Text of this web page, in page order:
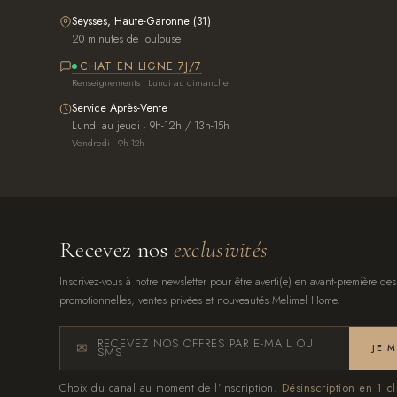
Seysses, Haute-Garonne (31)
20 minutes de Toulouse
CHAT EN LIGNE 7J/7
Renseignements · Lundi au dimanche
Service Après-Vente
Lundi au jeudi · 9h-12h / 13h-15h
Vendredi · 9h-12h
Recevez nos exclusivités
Inscrivez-vous à notre newsletter pour être averti(e) en avant-première
promotionnelles, ventes privées et nouveautés Melimel Home.
RECEVEZ NOS OFFRES PAR E-MAIL OU
SMS JE
Choix du canal au moment de l'inscription. Désinscription en 1